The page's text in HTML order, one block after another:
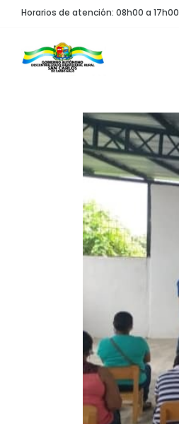
Horarios de atención: 08h00 a 17h00